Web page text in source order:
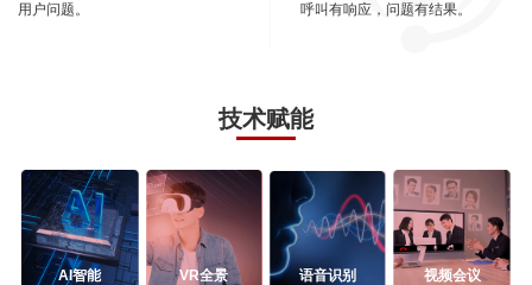
用户问题。
呼叫有响应，问题有结果。
技术赋能
AI智能 VR全景 语音识别 视频会议